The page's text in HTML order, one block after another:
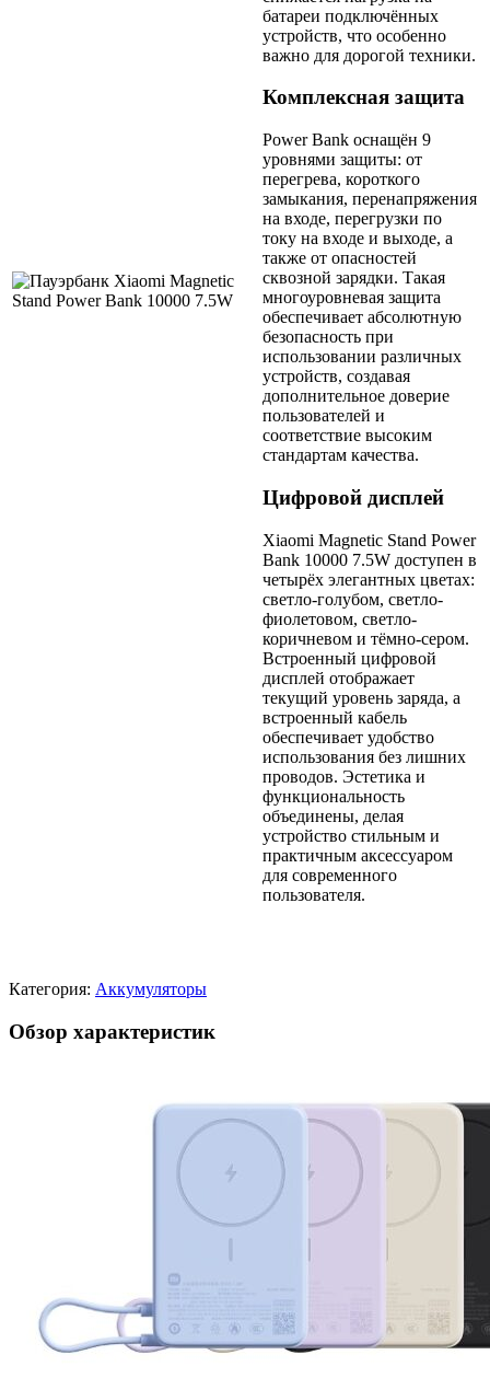
батареи подключённых
устройств, что особенно
важно для дорогой техники.
Комплексная защита
Power Bank оснащён 9
уровнями защиты: от
перегрева, короткого
замыкания, перенапряжения
на входе, перегрузки по
току на входе и выходе, а
также от опасностей
сквозной зарядки. Такая
многоуровневая защита
обеспечивает абсолютную
безопасность при
использовании различных
устройств, создавая
дополнительное доверие
пользователей и
соответствие высоким
стандартам качества.
Цифровой дисплей
Xiaomi Magnetic Stand Power
Bank 10000 7.5W доступен в
четырёх элегантных цветах:
светло-голубом, светло-
фиолетовом, светло-
коричневом и тёмно-сером.
Встроенный цифровой
дисплей отображает
текущий уровень заряда, а
встроенный кабель
обеспечивает удобство
использования без лишних
проводов. Эстетика и
функциональность
объединены, делая
устройство стильным и
практичным аксессуаром
для современного
пользователя.
Категория: Аккумуляторы
Обзор характеристик